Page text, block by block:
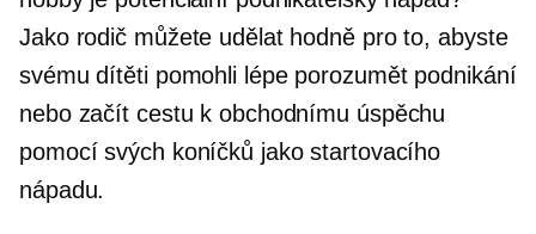
Jako rodič můžete udělat hodně pro to, abyste
svému dítěti pomohli lépe porozumět podnikání
nebo začít cestu k obchodnímu úspěchu
pomocí svých koníčků jako startovacího
nápadu.